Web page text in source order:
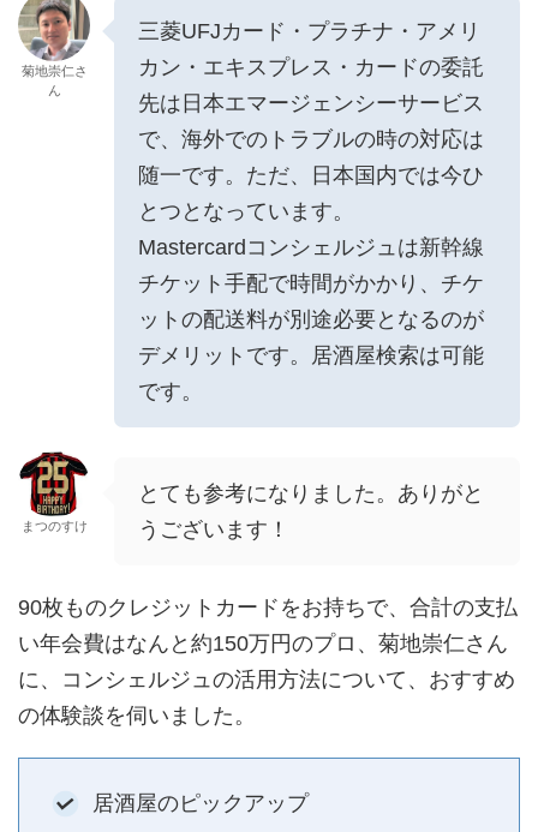
菊地崇仁さ
ん
三菱UFJカード・プラチナ・アメリ
カン・エキスプレス・カードの委託
先は日本エマージェンシーサービス
で、海外でのトラブルの時の対応は
随一です。ただ、日本国内では今ひ
とつとなっています。
Mastercardコンシェルジュは新幹線
チケット手配で時間がかかり、チケ
ットの配送料が別途必要となるのが
デメリットです。居酒屋検索は可能
です。
まつのすけ
とても参考になりました。ありがと
うございます！
90枚ものクレジットカードをお持ちで、合計の支払
い年会費はなんと約150万円のプロ、菊地崇仁さん
に、コンシェルジュの活用方法について、おすすめ
の体験談を伺いました。
居酒屋のピックアップ